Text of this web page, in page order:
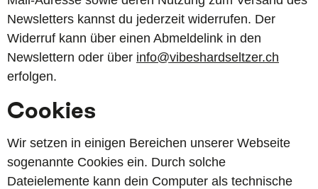
Newsletters kannst du jederzeit widerrufen. Der
Widerruf kann über einen Abmeldelink in den
Newslettern oder über info@vibeshardseltzer.ch
erfolgen.
Cookies
Wir setzen in einigen Bereichen unserer Webseite
sogenannte Cookies ein. Durch solche
Dateielemente kann dein Computer als technische